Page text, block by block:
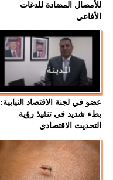
للأمصال المضادة للدغات
الأفاعي
عضو في لجنة الاقتصاد النيابية:
بطء شديد في تنفيذ رؤية
التحديث الاقتصادي